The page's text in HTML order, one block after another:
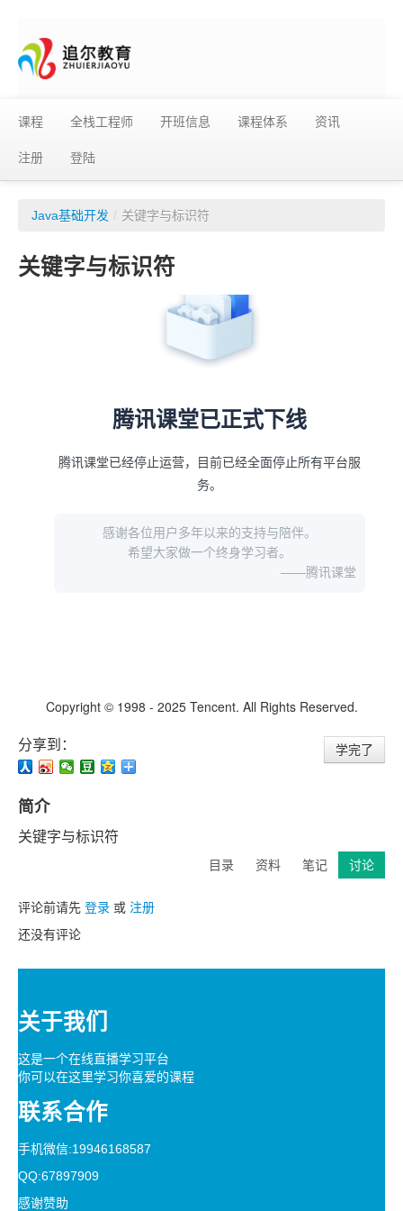
课程 全栈工程师 开班信息 课程体系 资讯
注册 登陆
Java基础开发 / 关键字与标识符
关键字与标识符
分享到： 学完了
简介
关键字与标识符
讨论
笔记
资料
目录
评论前请先 登录 或 注册
还没有评论
关于我们
这是一个在线直播学习平台
你可以在这里学习你喜爱的课程
联系合作
手机微信:19946168587
QQ:67897909
感谢赞助